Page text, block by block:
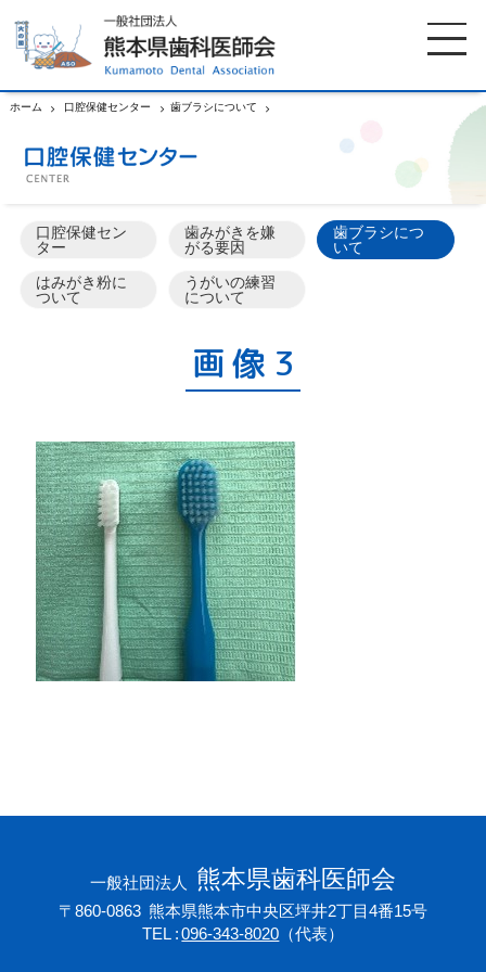
ホーム 口腔保健センター 歯ブラシについて
口腔保健セン
ター
歯みがきを嫌
がる要因
歯ブラシにつ
いて
はみがき粉に
ついて
うがいの練習
について
画像3
一般社団法人 熊本県歯科医師会
〒860-0863 熊本県熊本市中央区坪井2丁目4番15号
TEL
096-343-8020 （代表）
ホーム 歯科医師会について
歯科医院検索 休日当番医
イベント案内
口腔保健センター
会員専用ページ プライバシーポリシー
サイトマップ